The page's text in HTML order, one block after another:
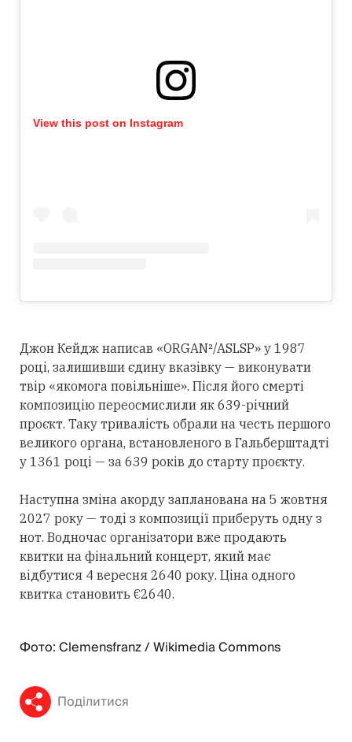
View this post on Instagram
Джон Кейдж написав «ORGAN²/ASLSP» у 1987
році, залишивши єдину вказівку — виконувати
твір «якомога повільніше». Після його смерті
композицію переосмислили як 639-річний
проєкт. Таку тривалість обрали на честь першого
великого органа, встановленого в Гальберштадті
у 1361 році — за 639 років до старту проєкту.
Наступна зміна акорду запланована на 5 жовтня
2027 року — тоді з композиції приберуть одну з
нот. Водночас організатори вже продають
квитки на фінальний концерт, який має
відбутися 4 вересня 2640 року. Ціна одного
квитка становить €2640.
Фото: Clemensfranz / Wikimedia Commons
Поділитися